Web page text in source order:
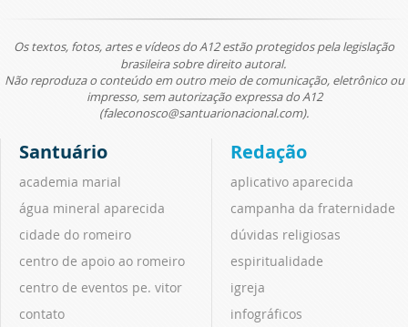
Os textos, fotos, artes e vídeos do A12 estão protegidos pela legislação
brasileira sobre direito autoral.
Não reproduza o conteúdo em outro meio de comunicação, eletrônico ou
impresso, sem autorização expressa do A12
(faleconosco@santuarionacional.com).
Santuário
academia marial
água mineral aparecida
cidade do romeiro
centro de apoio ao romeiro
centro de eventos pe. vitor
contato
Redação
aplicativo aparecida
campanha da fraternidade
dúvidas religiosas
espiritualidade
igreja
infográficos